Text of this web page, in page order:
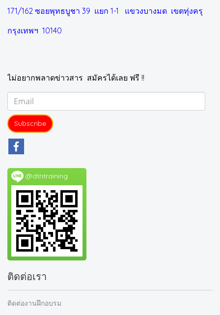
171/162 ซอยพุทธบูชา 39 แยก 1-1 แขวงบางมด เขตทุ่งครุ
กรุงเทพฯ 10140
ไม่อยากพลาดข่าวสาร สมัครได้เลย ฟรี !!
Subscribe
@dtntraining
ติดต่อเรา
ติดต่องานฝึกอบรม